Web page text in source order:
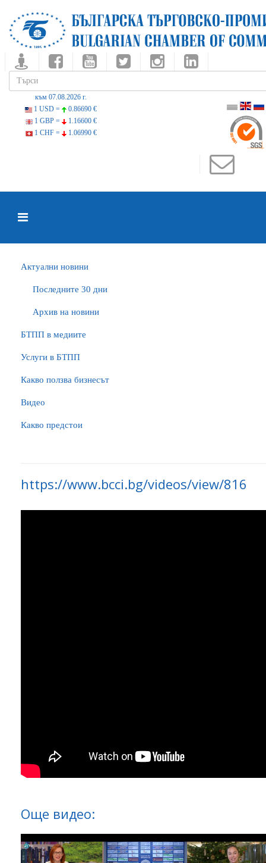
към 07.08.2026 г.
1 USD =
0.86690 €
1 GBP =
1.16600 €
1 CHF =
1.06990 €
Актуални новини
Последните 30 дни
Архив на новини
БTПП в медиите
Услуги в БТПП
Какво ползва бизнесът
Видео
Какво предстои
https://www.bcci.bg/videos/view/816
Още видео: